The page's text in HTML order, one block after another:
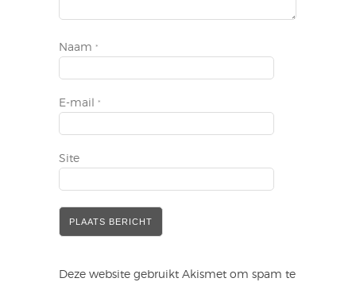
Naam *
E-mail *
Site
Deze website gebruikt Akismet om spam te